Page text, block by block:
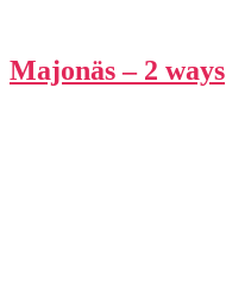
Majonäs – 2 ways